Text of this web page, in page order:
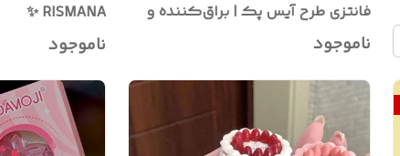
فانتزی طرح آیس پک | براق‌کننده و
نرم‌کننده لب
ناموجود
RISMANA ✨
ناموجود